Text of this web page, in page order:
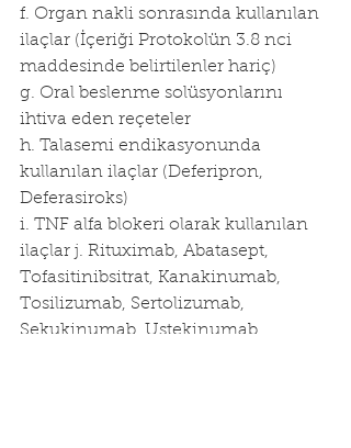
f. Organ nakli sonrasında kullanılan
ilaçlar (İçeriği Protokolün 3.8 nci
maddesinde belirtilenler hariç)
g. Oral beslenme solüsyonlarını
ihtiva eden reçeteler
h. Talasemi endikasyonunda
kullanılan ilaçlar (Deferipron,
Deferasiroks)
i. TNF alfa blokeri olarak kullanılan
ilaçlar j. Rituximab, Abatasept,
Tofasitinibsitrat, Kanakinumab,
Tosilizumab, Sertolizumab,
Sekukinumab, Ustekinumab,